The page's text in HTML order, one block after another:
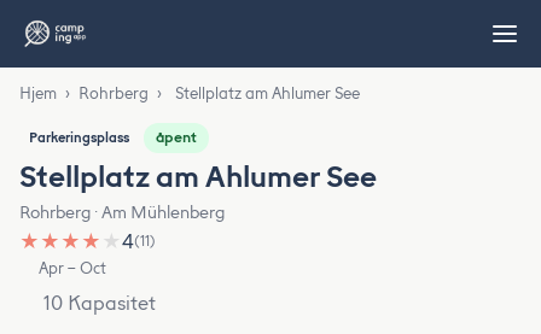
Hjem › Rohrberg › Stellplatz am Ahlumer See
Parkeringsplass åpent
Stellplatz am Ahlumer See
Rohrberg · Am Mühlenberg
★ ★ ★ ★ ★4(11)
Apr – Oct
10 Kapasitet